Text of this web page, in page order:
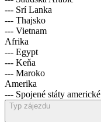
--- Srí Lanka
--- Thajsko
--- Vietnam
Afrika
--- Egypt
--- Keňa
--- Maroko
Amerika
--- Spojené státy americké
Typ zájezdu